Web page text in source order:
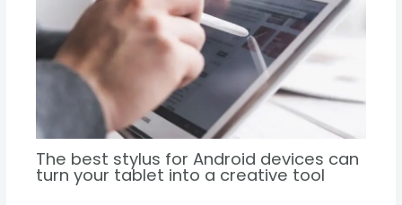
The best stylus for Android devices can
turn your tablet into a creative tool